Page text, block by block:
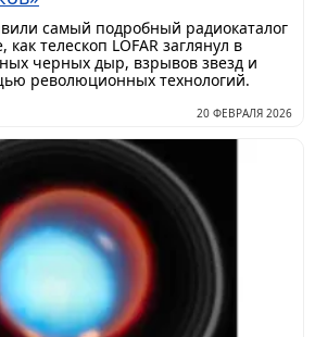
самый подробный радиокаталог
телескоп LOFAR заглянул в
черных дыр, взрывов звезд и
революционных технологий.
20 ФЕВРАЛЯ 2026